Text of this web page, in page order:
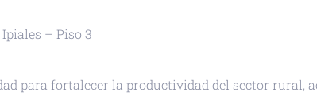
– Piso 3
para fortalecer la productividad del sector rural,